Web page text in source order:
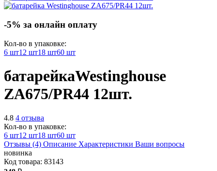
-5% за онлайн оплату
Кол-во в упаковке:
6 шт12 шт18 шт60 шт
батарейкаWestinghouse
ZA675/PR44 12шт.
4.8 4 отзыва
Кол-во в упаковке:
6 шт12 шт18 шт60 шт
Отзывы (4) Описание Характеристики Ваши вопросы
новинка
Код товара: 83143